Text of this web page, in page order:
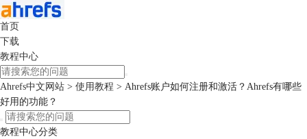
首页
下载
教程中心
Ahrefs中文网站 > 使用教程 > Ahrefs账户如何注册和激活？Ahrefs有哪些
好用的功能？
教程中心分类